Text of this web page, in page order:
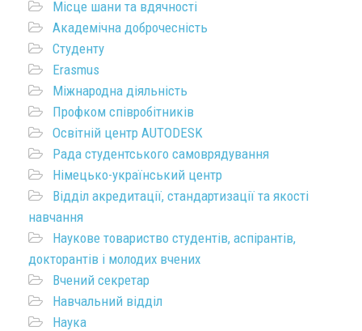
Місце шани та вдячності
Академічна доброчесність
Студенту
Erasmus
Міжнародна діяльність
Профком співробітників
Освітній центр AUTODESK
Рада студентського самоврядування
Німецько-український центр
Відділ акредитації, стандартизації та якості
навчання
Наукове товариство студентів, аспірантів,
докторантів і молодих вчених
Вчений секретар
Навчальний відділ
Наука